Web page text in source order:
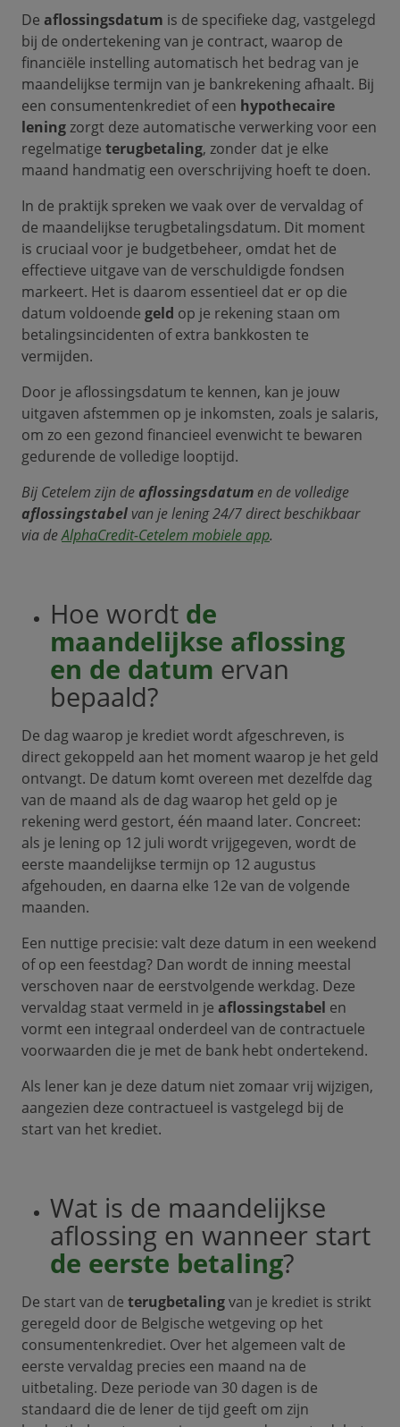
De aflossingsdatum is de specifieke dag, vastgelegd
bij de ondertekening van je contract, waarop de
financiële instelling automatisch het bedrag van je
maandelijkse termijn van je bankrekening afhaalt. Bij
een consumentenkrediet of een hypothecaire
leningzorgt deze automatische verwerking voor een
regelmatige terugbetaling, zonder dat je elke
maand handmatig een overschrijving hoeft te doen.
In de praktijk spreken we vaak over de vervaldag of
de maandelijkse terugbetalingsdatum. Dit moment
is cruciaal voor je budgetbeheer, omdat het de
effectieve uitgave van de verschuldigde fondsen
markeert. Het is daarom essentieel dat er op die
datum voldoende geld op je rekening staan om
betalingsincidenten of extra bankkosten te
vermijden.
Door je aflossingsdatum te kennen, kan je jouw
uitgaven afstemmen op je inkomsten, zoals je salaris,
om zo een gezond financieel evenwicht te bewaren
gedurende de volledige looptijd.
Bij Cetelem zijn deaflossingsdatum en de volledige
aflossingstabel van je lening 24/7 direct beschikbaar
via deAlphaCredit-Cetelem mobiele app.
Hoe wordt de
maandelijkse aflossing
en de datum ervan
bepaald?
De dag waarop je krediet wordt afgeschreven, is
direct gekoppeld aan het moment waarop je het geld
ontvangt. De datum komt overeen met dezelfde dag
van de maand als de dag waarop het geld op je
rekening werd gestort, één maand later. Concreet:
als je lening op 12 juli wordt vrijgegeven, wordt de
eerste maandelijkse termijn op 12 augustus
afgehouden, en daarna elke 12e van de volgende
maanden.
Een nuttige precisie: valt deze datum in een weekend
of op een feestdag? Dan wordt de inning meestal
verschoven naar de eerstvolgende werkdag. Deze
vervaldag staat vermeld in je aflossingstabel en
vormt een integraal onderdeel van de contractuele
voorwaarden die je met de bank hebt ondertekend.
Als lener kan je deze datum niet zomaar vrij wijzigen,
aangezien deze contractueel is vastgelegd bij de
start van het krediet.
Wat is de maandelijkse
aflossing en wanneer start
de eerste betaling?
De start van de terugbetalingvan je krediet is strikt
geregeld door de Belgische wetgeving op het
consumentenkrediet. Over het algemeen valt de
eerste vervaldag precies een maand na de
uitbetaling. Deze periode van 30 dagen is de
standaard die de lener de tijd geeft om zijn